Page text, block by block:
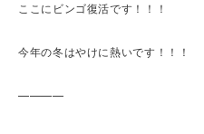
ここにビンゴ復活です！！！
今年の冬はやけに熱いです！！！
————